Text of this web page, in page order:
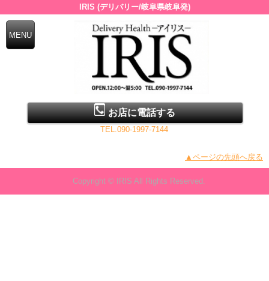
IRIS (デリバリー/岐阜県岐阜発)
お店に電話する
TEL.090-1997-7144
▲ページの先頭へ戻る
Copyright © IRIS All Rights Reserved.